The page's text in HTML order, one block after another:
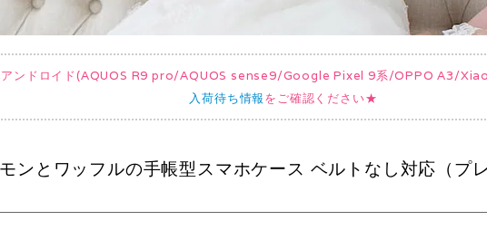
ンドロイド(AQUOS R9 pro/AQUOS sense9/Google Pixel 9系/OPPO A3/
入荷待ち情報をご確認ください★
ンとワッフルの手帳型スマホケース ベルトなし対応（プ